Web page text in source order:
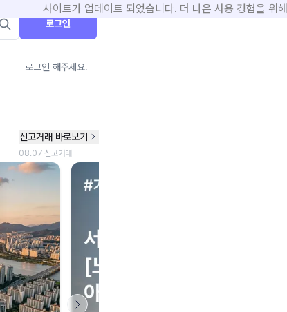
사이트가 업데이트 되었습니다. 더 나은 사용 경험을 위해
로그인
로그인 해주세요.